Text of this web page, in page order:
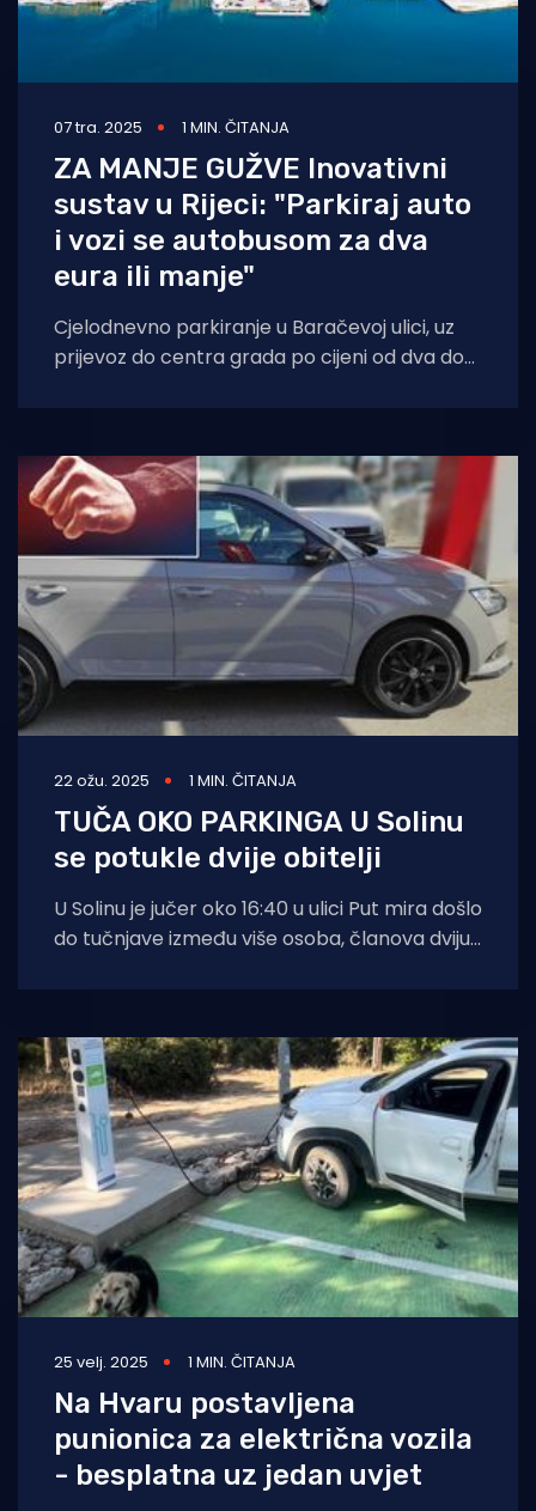
07 tra. 2025 1 MIN. ČITANJA
ZA MANJE GUŽVE Inovativni
sustav u Rijeci: "Parkiraj auto
i vozi se autobusom za dva
eura ili manje"
Cjelodnevno parkiranje u Baračevoj ulici, uz
prijevoz do centra grada po cijeni od dva do
22 ožu. 2025 1 MIN. ČITANJA
TUČA OKO PARKINGA U Solinu
se potukle dvije obitelji
U Solinu je jučer oko 16:40 u ulici Put mira došlo
do tučnjave između više osoba, članova dviju
25 velj. 2025 1 MIN. ČITANJA
Na Hvaru postavljena
punionica za električna vozila
- besplatna uz jedan uvjet